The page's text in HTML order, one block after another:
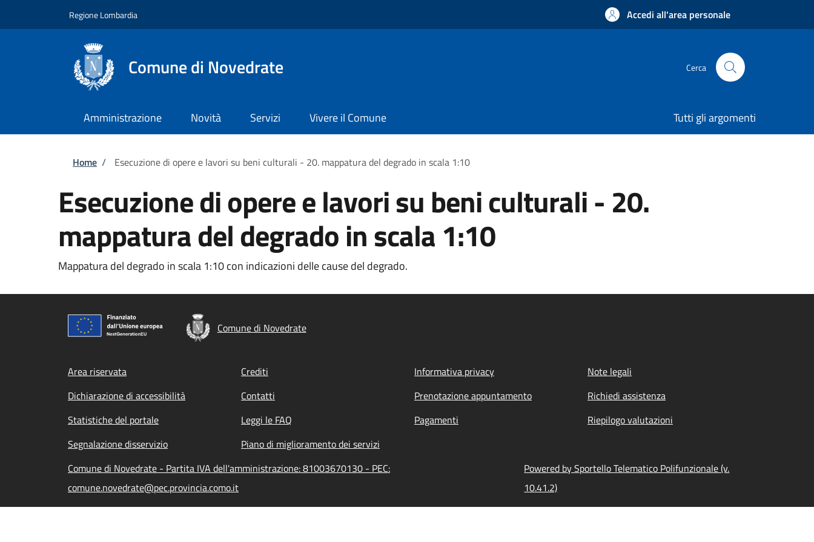
Regione Lombardia Accedi all'area personale
Comune di Novedrate Cerca
Amministrazione Novità Servizi Vivere il Comune Tutti gli argomenti
Briciole di pane
Home / Esecuzione di opere e lavori su beni culturali - 20. mappatura del degrado in scala 1:10
Esecuzione di opere e lavori su beni culturali - 20.
mappatura del degrado in scala 1:10
Mappatura del degrado in scala 1:10 con indicazioni delle cause del degrado.
Comune di Novedrate
Footer menu
Area riservata Crediti Informativa privacy
Note legali
Dichiarazione di accessibilità
Contatti Prenotazione appuntamento
Richiedi assistenza
Statistiche del portale
Leggi le FAQ Pagamenti
Riepilogo valutazioni
Segnalazione disservizio
Piano di miglioramento dei servizi
Comune di Novedrate - Partita IVA dell'amministrazione: 81003670130 - PEC:
comune.novedrate@pec.provincia.como.it
Powered by Sportello Telematico Polifunzionale (v.
10.41.2)